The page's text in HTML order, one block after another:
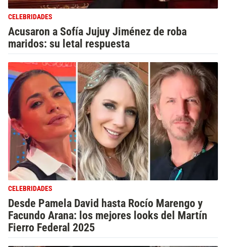
CELEBRIDADES
Acusaron a Sofía Jujuy Jiménez de roba
maridos: su letal respuesta
CELEBRIDADES
Desde Pamela David hasta Rocío Marengo y
Facundo Arana: los mejores looks del Martín
Fierro Federal 2025